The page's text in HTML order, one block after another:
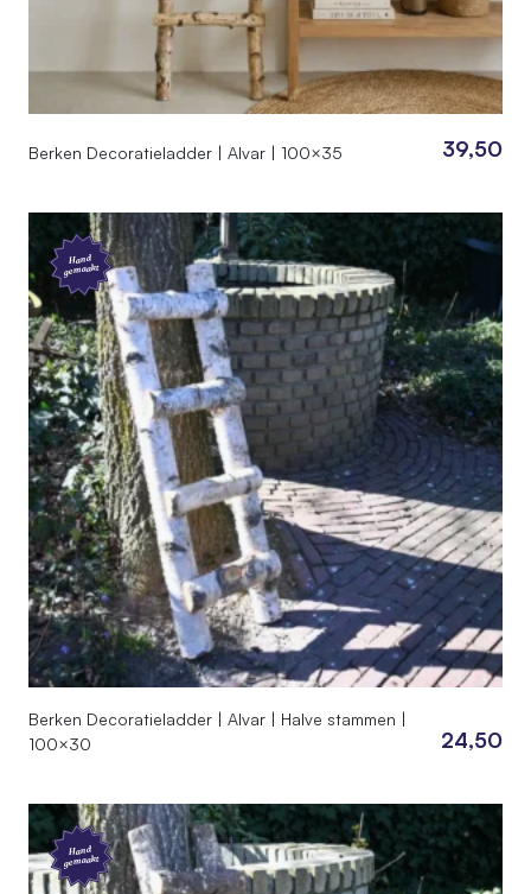
Berken Decoratieladder | Alvar | 100×35 39,50
Hand
gemaakt
Berken Decoratieladder | Alvar | Halve stammen |
100×30
24,50
Hand
gemaakt